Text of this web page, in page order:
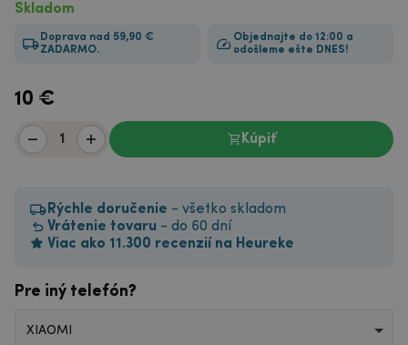
Skladom
Doprava nad 59,90 €
ZADARMO.
Objednajte do 12:00 a
odošleme ešte DNES!
10 €
Kúpiť
Rýchle doručenie - všetko skladom
Vrátenie tovaru - do 60 dní
Viac ako 11.300 recenzií na Heureke
Pre iný telefón?
XIAOMI